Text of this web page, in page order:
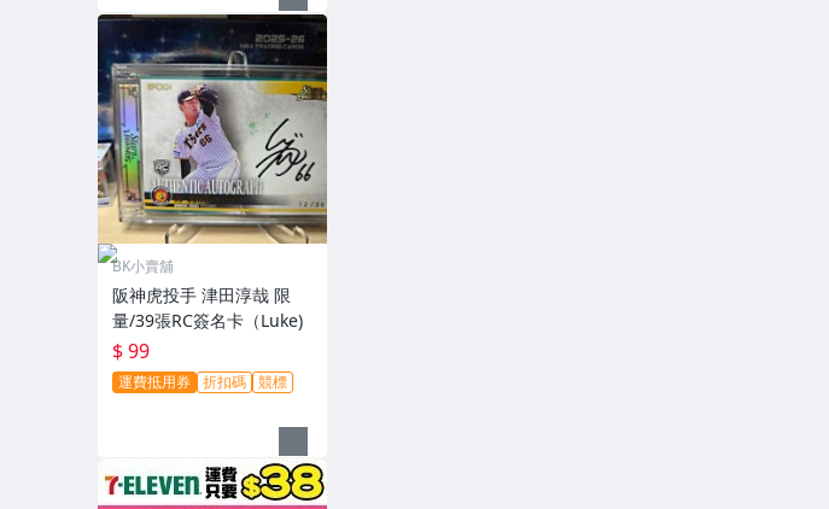
BK小賣舖
阪神虎投手 津田淳哉 限
量/39張RC簽名卡（Luke)
$ 99
運費抵用券 折扣碼 競標